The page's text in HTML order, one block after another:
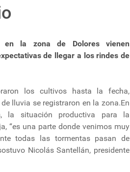
en la zona de Dolores vienen
de llegar a los rindes de
los cultivos hasta la fecha,
lluvia se registraron en la zona.En
la situación productiva para la
“es una parte donde venimos muy
todas las tormentas pasan de
Nicolás Santellán, presidente